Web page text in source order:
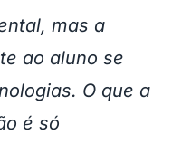
mas a
ao aluno se
O que a
é só